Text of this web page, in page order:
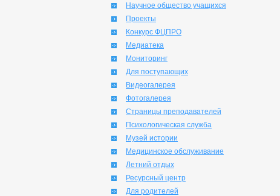
Научное общество учащихся
Проекты
Конкурс ФЦПРО
Медиатека
Мониторинг
Для поступающих
Видеогалерея
Фотогалерея
Страницы преподавателей
Психологическая служба
Музей истории
Медицинское обслуживание
Летний отдых
Ресурсный центр
Для родителей